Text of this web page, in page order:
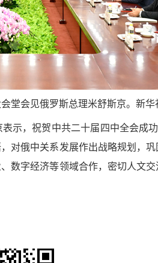
堂会见俄罗斯总理米舒斯京。新华
示，祝贺中共二十届四中全会成
对俄中关系发展作出战略规划，
数字经济等领域合作，密切人文